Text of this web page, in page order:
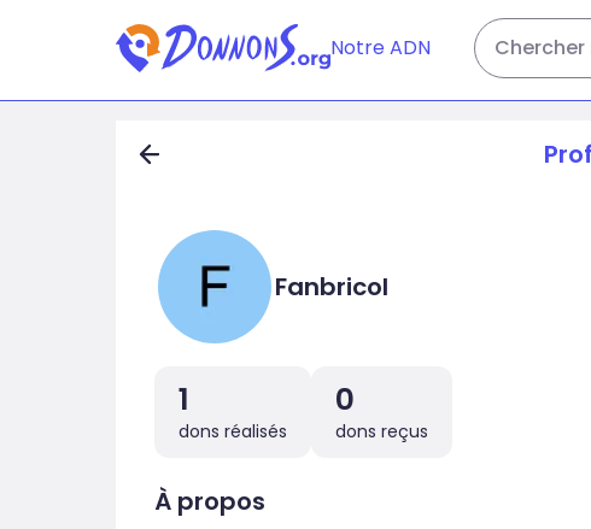
Notre ADN Chercher
Fanbricol
1
dons réalisés
0
dons reçus
À propos